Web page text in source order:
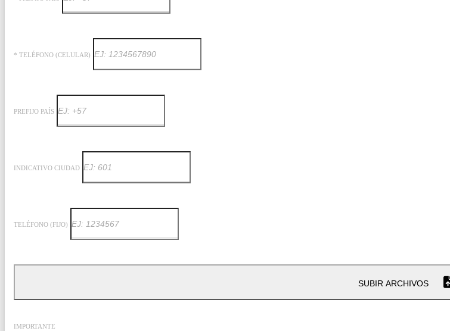
* TELÉFONO (CELULAR)
PREFIJO PAÍS
INDICATIVO CIUDAD
TELÉFONO (FIJO)
SUBIR ARCHIVOS
IMPORTANTE